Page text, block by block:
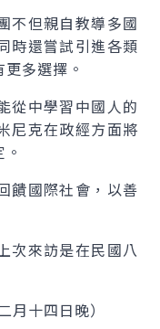
不但親自教導多國
時還嘗試引進各類
多選擇。
從中學習中國人的
尼克在政經方面將
饋國際社會，以善
次來訪是在民國八
十四日晚）